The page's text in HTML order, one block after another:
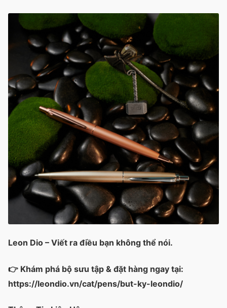
Leon Dio – Viết ra điều bạn không thể nói.
👉 Khám phá bộ sưu tập & đặt hàng ngay tại:
https://leondio.vn/cat/pens/but-ky-leondio/